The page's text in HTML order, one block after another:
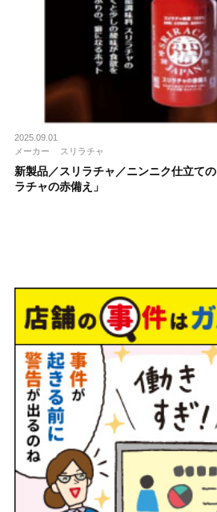
2025.09.01
メーカー
スリラチャ
新製品／スリラチャ／ニンニク仕立て
ラチャの赤備え」